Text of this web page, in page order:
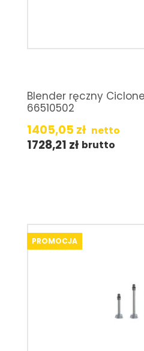
Blender ręczny
66510502
1405,05 zł netto
1728,21 zł brutto
PROMOCJA